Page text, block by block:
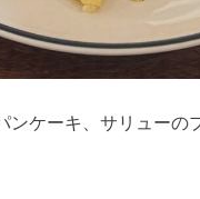
ンケーキ、サリューの